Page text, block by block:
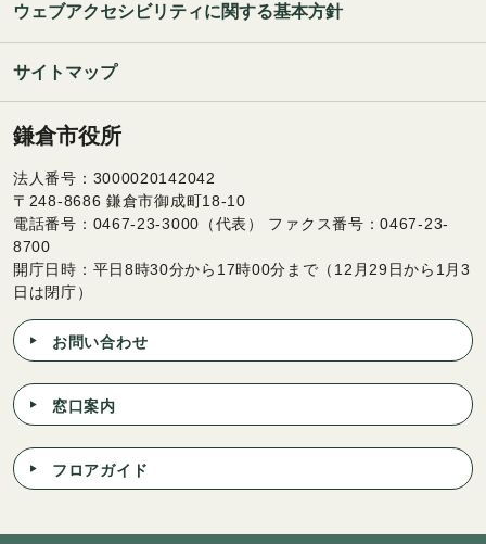
ウェブアクセシビリティに関する基本方針
サイトマップ
鎌倉市役所
法人番号：3000020142042
〒248-8686 鎌倉市御成町18-10
電話番号：0467-23-3000（代表） ファクス番号：0467-23-
8700
開庁日時：平日8時30分から17時00分まで（12月29日から1月3
日は閉庁）
お問い合わせ
窓口案内
フロアガイド